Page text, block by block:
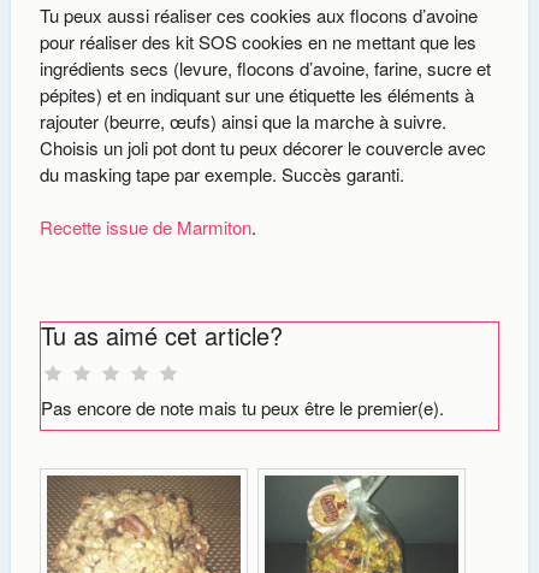
Tu peux aussi réaliser ces cookies aux flocons d’avoine
pour réaliser des kit SOS cookies en ne mettant que les
ingrédients secs (levure, flocons d’avoine, farine, sucre et
pépites) et en indiquant sur une étiquette les éléments à
rajouter (beurre, œufs) ainsi que la marche à suivre.
Choisis un joli pot dont tu peux décorer le couvercle avec
du masking tape par exemple. Succès garanti.
Recette issue de Marmiton.
Tu as aimé cet article?
Pas encore de note mais tu peux être le premier(e).